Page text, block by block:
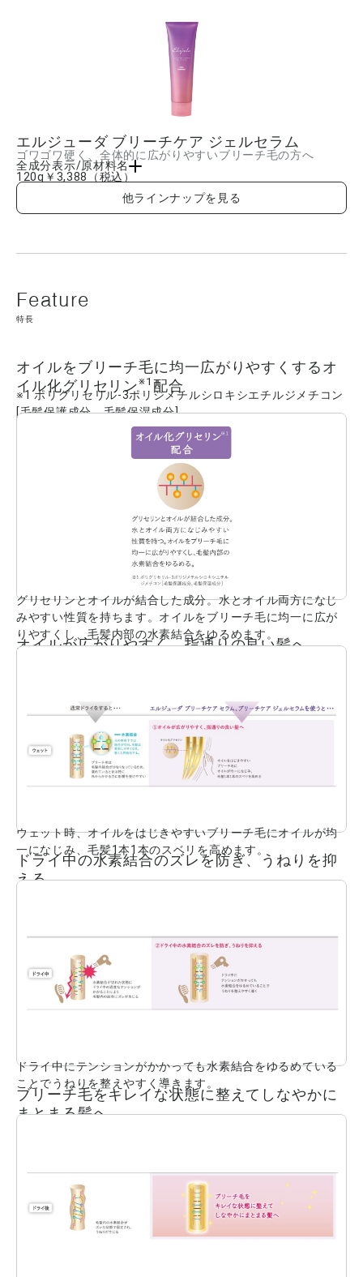
リルベタイン、PEG-10ジメチコン、BG、水、AMP、トコフェロール、フェノキシエ
タノール、香料 ■成分内容は商品の改良等により更新される場合があります。実際の
エルジューダ ブリーチケア ジェルセラム
ゴワゴワ硬く、全体的に広がりやすいブリーチ毛の方へ
全成分表示/原材料名
シクロペンタシロキサン、ジメチコン、水、グリセリン、パルミチン酸エチルヘキシ
ル、PEG-12ジメチコン、ポリグリセリル-3ポリジメチルシロキシエチルジメチコン、
ベヘントリモニウムメトサルフェート、ステアルトリモニウムクロリド、ジアルキル
120g ￥3,388
（税込）
他ラインナップを見る
特長
オイルをブリーチ毛に均一広がりやすくするオ
イル化グリセリン※1配合
※1 ポリグリセリル-3ポリジメチルシロキシエチルジメチコン
[毛髪保護成分、毛髪保湿成分]
グリセリンとオイルが結合した成分。水とオイル両方になじ
みやすい性質を持ちます。オイルをブリーチ毛に均一に広が
りやすくし、毛髪内部の水素結合をゆるめます。
オイルが広がりやすく、指通りの良い髪へ
ウェット時、オイルをはじきやすいブリーチ毛にオイルが均
一になじみ、毛髪1本1本のスベリを高めます。
ドライ中の水素結合のズレを防ぎ、うねりを抑
える
ドライ中にテンションがかかっても水素結合をゆるめている
ことでうねりを整えやすく導きます。
ブリーチ毛をキレイな状態に整えてしなやかに
まとまる髪へ